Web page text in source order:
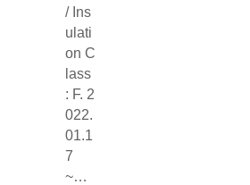
/ Ins
ulati
on C
lass
: F. 2
022.
01.1
7
~…